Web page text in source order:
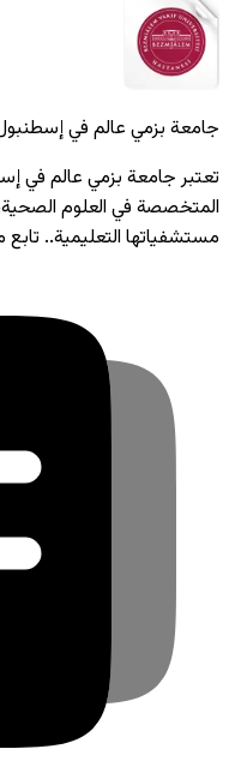
جامعة بزمي عالم في
تعتبر جامعة بزمي عالم في
المتخصصة في العلوم الصحية،
مستشفياتها التعليمية.. تابع